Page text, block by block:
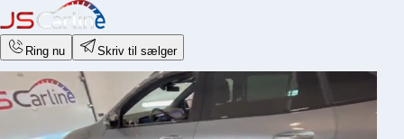
Ring nu Skriv til sælger